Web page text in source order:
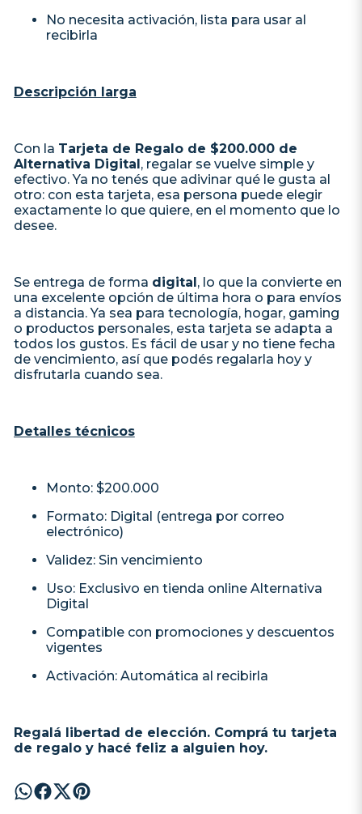
No necesita activación, lista para usar al
recibirla
Descripción larga
Con la Tarjeta de Regalo de $200.000 de
Alternativa Digital, regalar se vuelve simple y
efectivo. Ya no tenés que adivinar qué le gusta al
otro: con esta tarjeta, esa persona puede elegir
exactamente lo que quiere, en el momento que lo
desee.
Se entrega de forma digital, lo que la convierte en
una excelente opción de última hora o para envíos
a distancia. Ya sea para tecnología, hogar, gaming
o productos personales, esta tarjeta se adapta a
todos los gustos. Es fácil de usar y no tiene fecha
de vencimiento, así que podés regalarla hoy y
disfrutarla cuando sea.
Detalles técnicos
Monto: $200.000
Formato: Digital (entrega por correo
electrónico)
Validez: Sin vencimiento
Uso: Exclusivo en tienda online Alternativa
Digital
Compatible con promociones y descuentos
vigentes
Activación: Automática al recibirla
Regalá libertad de elección. Comprá tu tarjeta
de regalo y hacé feliz a alguien hoy.